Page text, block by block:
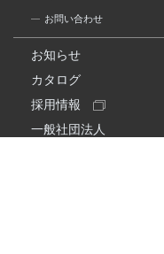
お問い合わせ
お知らせ
カタログ
採用情報
一般社団法人